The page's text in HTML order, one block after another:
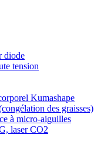
diode
tension
Kumashape
des graisses)
à micro-aiguilles
laser CO2